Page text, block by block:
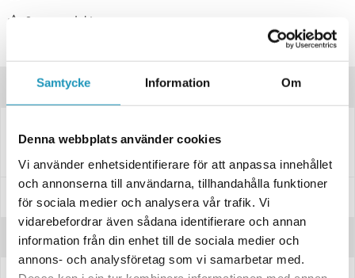
Samtycke Information Om
Denna webbplats använder cookies
Vi använder enhetsidentifierare för att anpassa innehållet
och annonserna till användarna, tillhandahålla funktioner
för sociala medier och analysera vår trafik. Vi
vidarebefordrar även sådana identifierare och annan
information från din enhet till de sociala medier och
annons- och analysföretag som vi samarbetar med.
Spara produkt
Produktinformation
skopor eller redskapsfästen på grävmaskiner eller
entreprenadmaskiner som en extra förankrings eller lyftpunkt.
Specifikationer
Recensioner